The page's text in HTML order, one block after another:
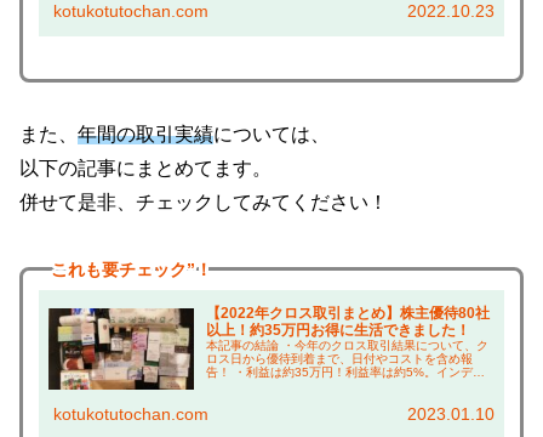
企業でクロス取引するかは、 本ブログの...
kotukotutochan.com 2022.10.23
また、 年間の取引実績については、
以下の記事にまとめてます。
併せて是非、チェックしてみてください！
これも要チェック”！
【2022年クロス取引まとめ】株主優待80社
以上！約35万円お得に生活できました！
本記事の結論 ・今年のクロス取引結果について、ク
ロス日から優待到着まで、日付やコストを含め報
告！ ・利益は約35万円！利益率は約5%。インデッ
介！...
kotukotutochan.com 2023.01.10